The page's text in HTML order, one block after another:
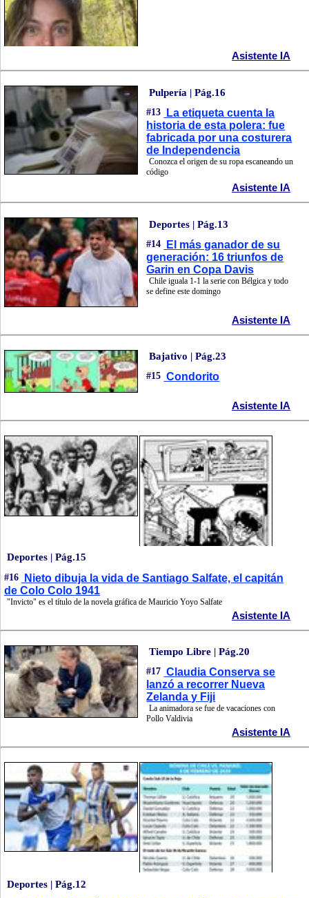
Asistente IA
Pulpería | Pág.16
#13
La etiqueta cuenta la
historia de esta polera: fue
fabricada por una costurera
de Independencia
Conozca el origen de su ropa escaneando un
código
Asistente IA
Deportes | Pág.13
#14
El más ganador de su
generación: 16 triunfos de
Garin en Copa Davis
Chile iguala 1-1 la serie con Bélgica y todo
se define este domingo
Asistente IA
Bajativo | Pág.23
#15 Condorito
Asistente IA
Deportes | Pág.15
#16
Nieto dibuja la vida de Santiago Salfate, el capitán
de Colo Colo 1941
"Invicto" es el título de la novela gráfica de Mauricio Yoyo Salfate
Asistente IA
Tiempo Libre | Pág.20
#17 Claudia Conserva se
lanzó a recorrer Nueva
Zelanda y Fiji
La animadora se fue de vacaciones con
Pollo Valdivia
Asistente IA
Deportes | Pág.12